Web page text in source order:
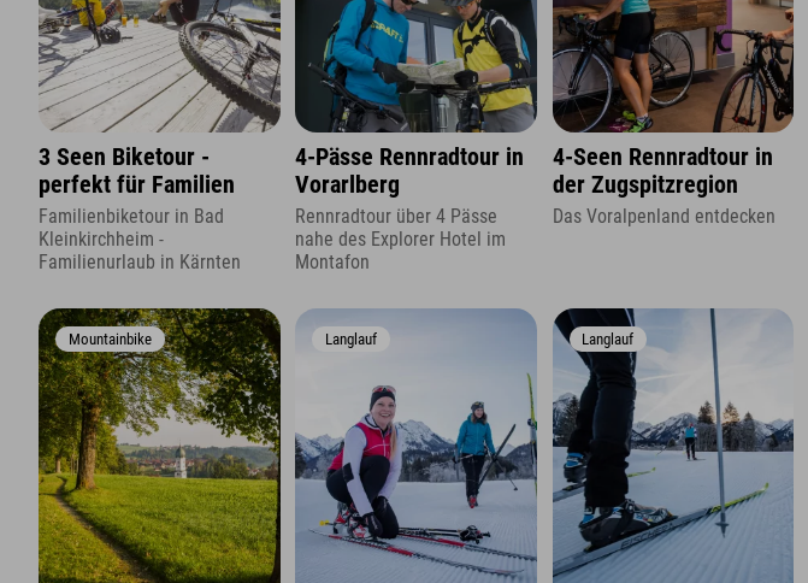
3 Seen Biketour -
perfekt für Familien
Familienbiketour in Bad
Kleinkirchheim -
Familienurlaub in Kärnten
4-Pässe Rennradtour in
Vorarlberg
Rennradtour über 4 Pässe
nahe des Explorer Hotel im
Montafon
4-Seen Rennradtour in
der Zugspitzregion
Das Voralpenland entdecken
Mountainbike Langlauf Langlauf